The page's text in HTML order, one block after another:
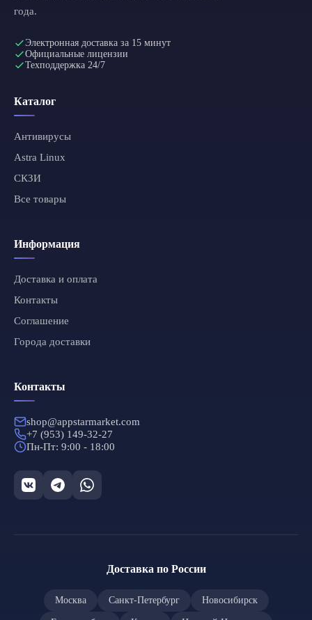
года.
Электронная доставка за 15 минут
Официальные лицензии
Техподдержка 24/7
Каталог
Антивирусы
Astra Linux
СКЗИ
Все товары
Информация
Доставка и оплата
Контакты
Соглашение
Города доставки
Контакты
shop@appstarmarket.com
+7 (953) 149-32-27
Пн-Пт: 9:00 - 18:00
Доставка по России
Москва Санкт-Петербург Новосибирск